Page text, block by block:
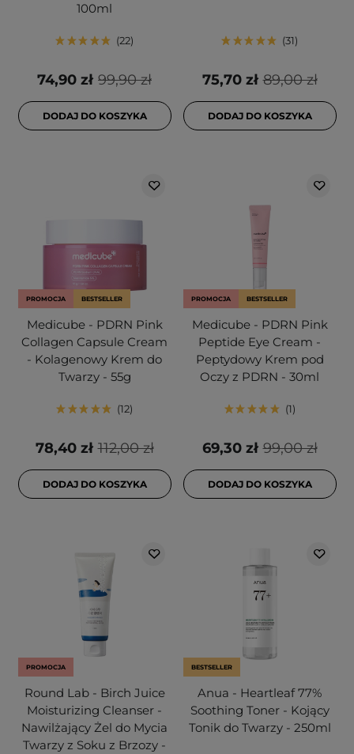
100ml
22
99,90 zł
74,90 zł
DODAJ DO KOSZYKA
31
89,00 zł
75,70 zł
DODAJ DO KOSZYKA
PROMOCJA BESTSELLER
Medicube - PDRN Pink
Collagen Capsule Cream
- Kolagenowy Krem do
Twarzy - 55g
12
112,00 zł
78,40 zł
DODAJ DO KOSZYKA
PROMOCJA BESTSELLER
Medicube - PDRN Pink
Peptide Eye Cream -
Peptydowy Krem pod
Oczy z PDRN - 30ml
1
99,00 zł
69,30 zł
DODAJ DO KOSZYKA
PROMOCJA
Round Lab - Birch Juice
Moisturizing Cleanser -
Nawilżający Żel do Mycia
Twarzy z Soku z Brzozy -
BESTSELLER
Anua - Heartleaf 77%
Soothing Toner - Kojący
Tonik do Twarzy - 250ml